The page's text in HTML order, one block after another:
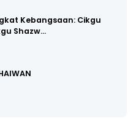
Kebangsaan: Cikgu
Shazw…